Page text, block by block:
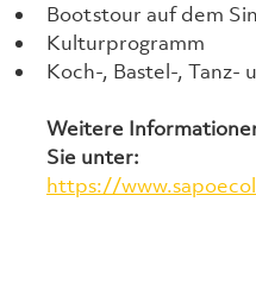
Bootstour auf dem
Kulturprogramm
Koch-, Bastel-, Tanz-
Weitere
Sie unter:
https://